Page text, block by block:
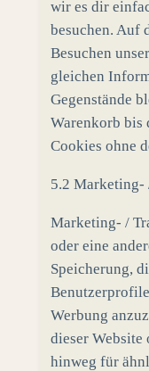
wir es dir
besuchen. Auf
Besuchen
gleichen
Gegenstände
Warenkorb bis
Cookies ohne
5.2 Marketing-
Marketing- /
oder eine
Speicherung,
Werbung
dieser Website
hinweg für